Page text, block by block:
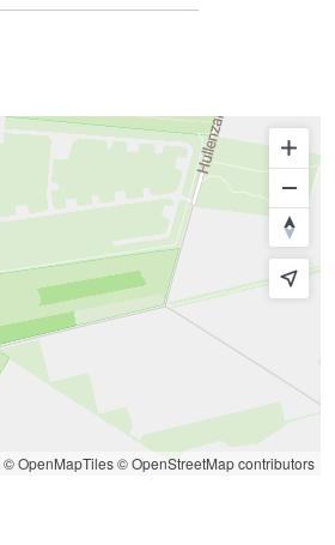
© OpenMapTiles© OpenStreetMap contributors